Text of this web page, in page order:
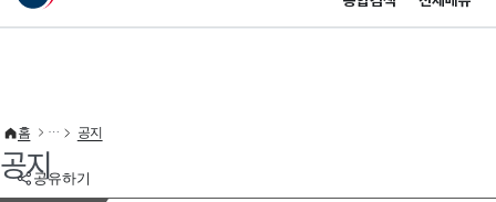
이 누리집은 대한민국 공식 전자정부 누리집입니다.
공유하기
홈 공지
공지